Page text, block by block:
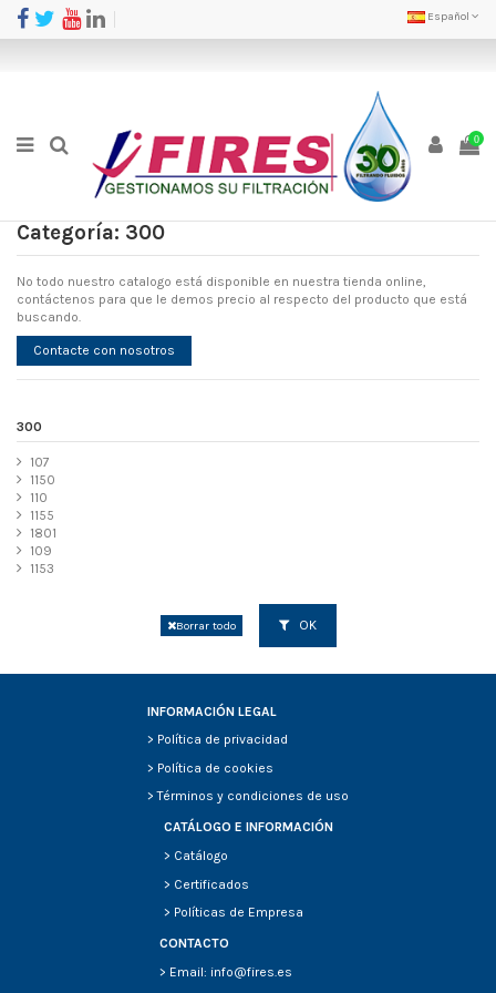
Español
0
Categoría: 300
No todo nuestro catalogo está disponible en nuestra tienda online,
contáctenos para que le demos precio al respecto del producto que está
buscando.
Contacte con nosotros
300
107
1150
110
1155
1801
109
1153
Borrar todo OK
INFORMACIÓN LEGAL
> Política de privacidad
> Política de cookies
>Términos y condiciones de uso
CATÁLOGO E INFORMACIÓN
> Catálogo
> Certificados
> Políticas de Empresa
CONTACTO
> Email: info@fires.es